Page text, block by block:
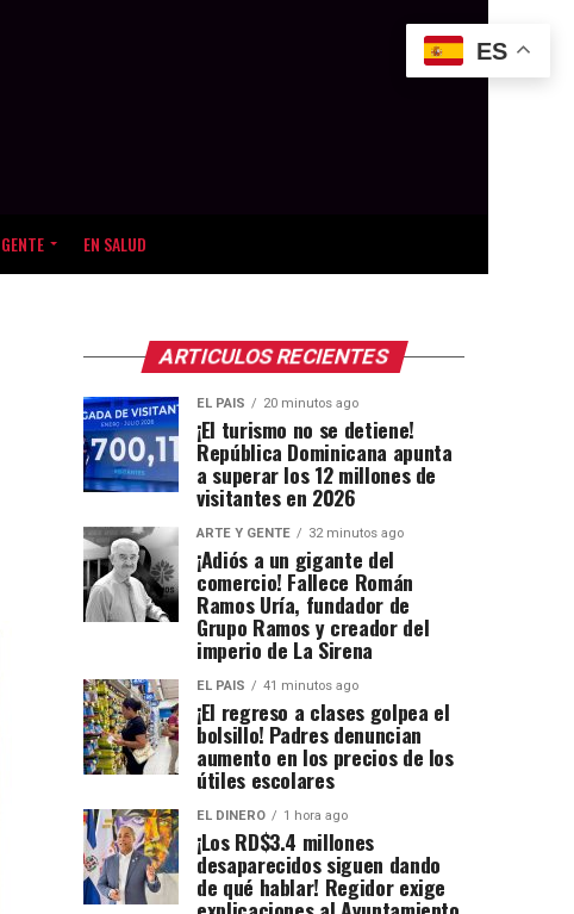
EN SALUD
ARTICULOS RECIENTES
EL PAIS 20 minutos ago
¡El turismo no se detiene!
República Dominicana apunta
a superar los 12 millones de
visitantes en 2026
ARTE Y GENTE 32 minutos ago
¡Adiós a un gigante del
comercio! Fallece Román
Ramos Uría, fundador de
Grupo Ramos y creador del
imperio de La Sirena
EL PAIS 41 minutos ago
¡El regreso a clases golpea el
bolsillo! Padres denuncian
aumento en los precios de los
útiles escolares
EL DINERO 1 hora ago
¡Los RD$3.4 millones
desaparecidos siguen dando
de qué hablar! Regidor exige
ES